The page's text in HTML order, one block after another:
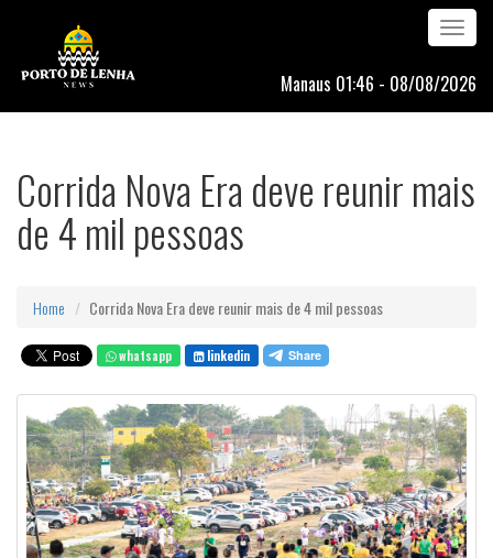
Toggle
navigation
Manaus 01:46 - 08/08/2026
Corrida Nova Era deve reunir mais
de 4 mil pessoas
Home Corrida Nova Era deve reunir mais de 4 mil pessoas
whatsapp linkedin